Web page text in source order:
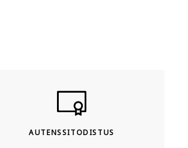
AUTENSSITODISTUS